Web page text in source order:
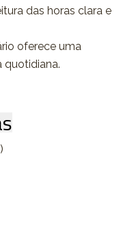
das horas clara e
oferece uma
quotidiana.